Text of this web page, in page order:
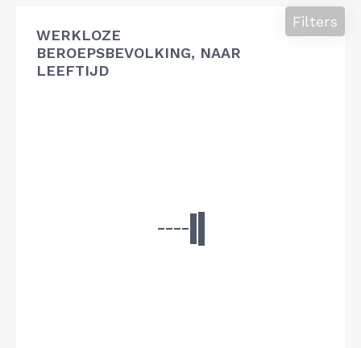
WERKLOZE
BEROEPSBEVOLKING, NAAR
LEEFTIJD
Filters